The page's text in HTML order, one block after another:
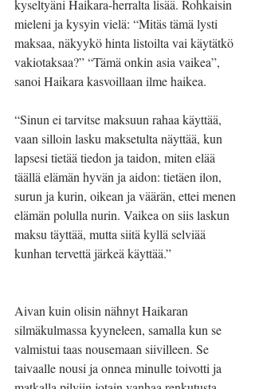
kyseltyäni Haikara-herralta lisää. Rohkaisin
mieleni ja kysyin vielä: “Mitäs tämä lysti
maksaa, näkyykö hinta listoilta vai käytätkö
vakiotaksaa?” “Tämä onkin asia vaikea”,
sanoi Haikara kasvoillaan ilme haikea.
“Sinun ei tarvitse maksuun rahaa käyttää,
vaan silloin lasku maksetulta näyttää, kun
lapsesi tietää tiedon ja taidon, miten elää
täällä elämän hyvän ja aidon: tietäen ilon,
surun ja kurin, oikean ja väärän, ettei menen
elämän polulla nurin. Vaikea on siis laskun
maksu täyttää, mutta siitä kyllä selviää
kunhan tervettä järkeä käyttää.”
Aivan kuin olisin nähnyt Haikaran
silmäkulmassa kyyneleen, samalla kun se
valmistui taas nousemaan siivilleen. Se
taivaalle nousi ja onnea minulle toivotti ja